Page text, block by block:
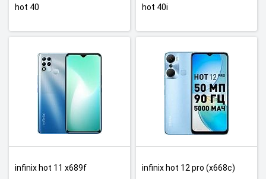
hot 40 hot 40i
infinix hot 11 x689f infinix hot 12 pro (x668c)